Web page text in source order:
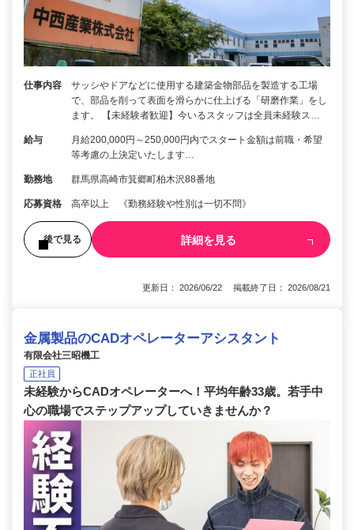
仕事内容
サッシやドアなどに使用する建築金物部品を製造する工場
で、部品を削って表面を滑らかに仕上げる「研磨作業」をし
ます。 【未経験者歓迎】今いるスタッフは全員未経験ス…
給与
月給200,000円～250,000円内でスタート金額は前職・希望
等考慮の上決定いたします…
勤務地 群馬県高崎市箕郷町柏木沢88番地
応募資格 高卒以上 《勤務経験や性別は一切不問》
後で見る 詳細を見る
更新日： 2026/06/22 掲載終了日： 2026/08/21
金属製品のCADオペレーターアシスタント
有限会社三昭機工
正社員
未経験からCADオペレーターへ！平均年齢33歳。若手中
心の職場でステップアップしていきませんか？